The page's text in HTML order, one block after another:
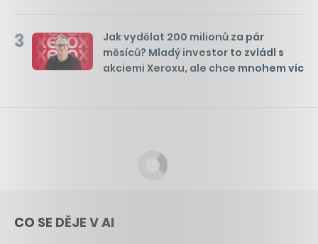
3
Jak vydělat 200 milionů za pár
měsíců? Mladý investor to zvládl s
akciemi Xeroxu, ale chce mnohem víc
CO SE DĚJE V AI